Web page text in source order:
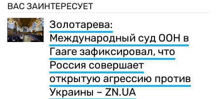
ВАС ЗАИНТЕРЕСУЕТ
Золотарева:
Международный суд ООН в
Гааге зафиксировал, что
Россия совершает
открытую агрессию против
Украины – ZN.UA